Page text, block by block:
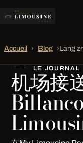
Accueil › Blog ›Lang
LE JOURNAL
机场接